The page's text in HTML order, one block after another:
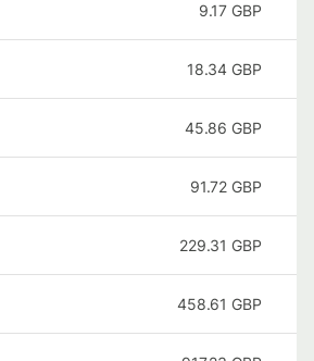
9.17 GBP
18.34 GBP
45.86 GBP
91.72 GBP
229.31 GBP
458.61 GBP